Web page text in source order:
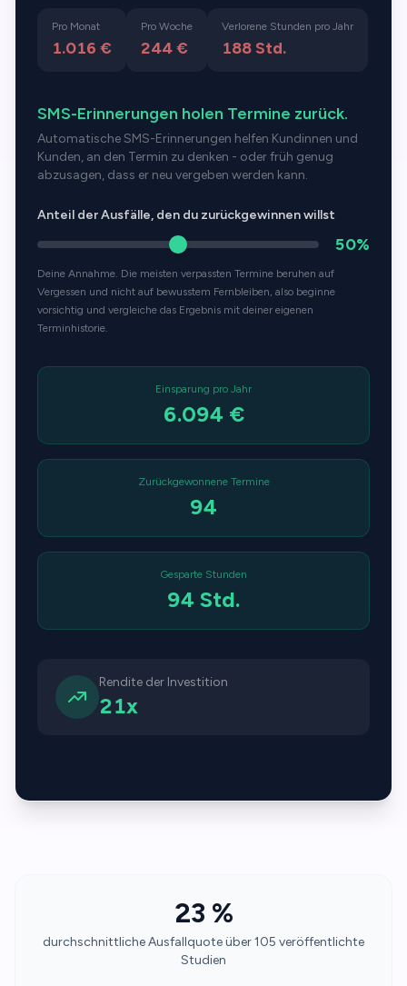
Pro Monat
1.016 €
Pro Woche
244 €
Verlorene Stunden pro Jahr
188 Std.
SMS-Erinnerungen holen Termine zurück.
Automatische SMS-Erinnerungen helfen Kundinnen und
Kunden, an den Termin zu denken - oder früh genug
abzusagen, dass er neu vergeben werden kann.
Anteil der Ausfälle, den du zurückgewinnen willst
50%
Deine Annahme. Die meisten verpassten Termine beruhen auf
Vergessen und nicht auf bewusstem Fernbleiben, also beginne
vorsichtig und vergleiche das Ergebnis mit deiner eigenen
Terminhistorie.
Einsparung pro Jahr
6.094 €
Zurückgewonnene Termine
94
Gesparte Stunden
94 Std.
Rendite der Investition
21x
23 %
durchschnittliche Ausfallquote über 105 veröffentlichte
Studien